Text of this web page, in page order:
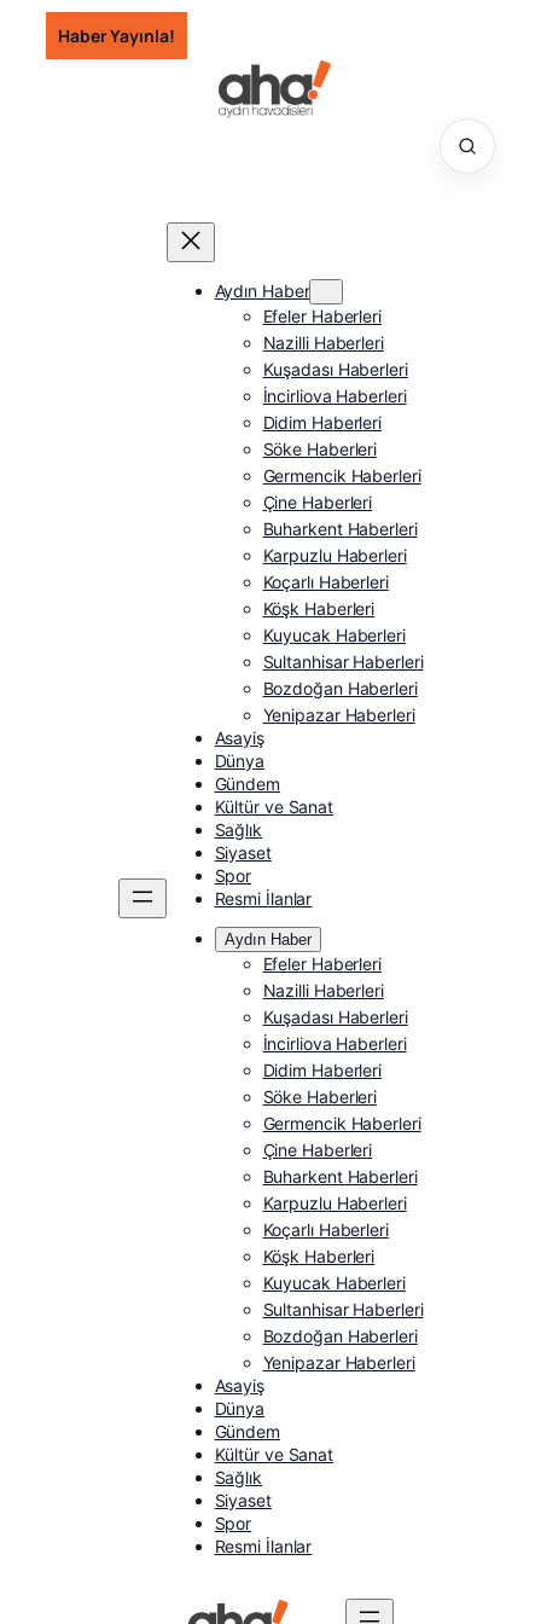
İçeriğe
geç
Haber Yayınla!
Aydın Haber
Efeler Haberleri
Nazilli Haberleri
Kuşadası Haberleri
İncirliova Haberleri
Didim Haberleri
Söke Haberleri
Germencik Haberleri
Çine Haberleri
Buharkent Haberleri
Karpuzlu Haberleri
Koçarlı Haberleri
Köşk Haberleri
Kuyucak Haberleri
Sultanhisar Haberleri
Bozdoğan Haberleri
Yenipazar Haberleri
Asayiş
Dünya
Gündem
Kültür ve Sanat
Sağlık
Siyaset
Spor
Resmi İlanlar
Aydın Haber
Efeler Haberleri
Nazilli Haberleri
Kuşadası Haberleri
İncirliova Haberleri
Didim Haberleri
Söke Haberleri
Germencik Haberleri
Çine Haberleri
Buharkent Haberleri
Karpuzlu Haberleri
Koçarlı Haberleri
Köşk Haberleri
Kuyucak Haberleri
Sultanhisar Haberleri
Bozdoğan Haberleri
Yenipazar Haberleri
Asayiş
Dünya
Gündem
Kültür ve Sanat
Sağlık
Siyaset
Spor
Resmi İlanlar